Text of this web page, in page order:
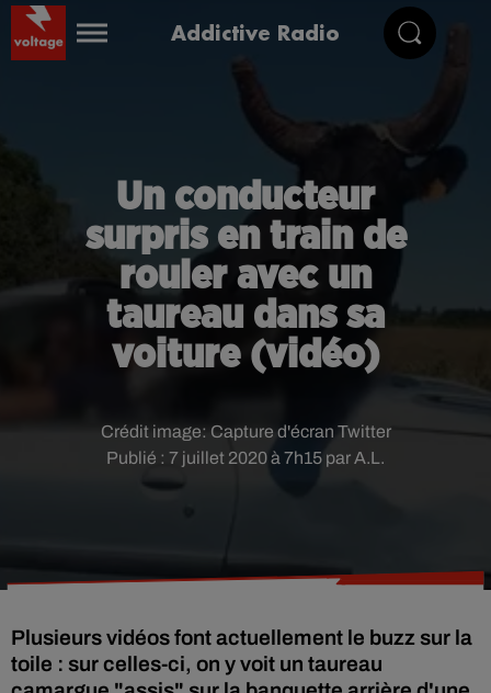
Addictive Radio
Un conducteur
surpris en train de
rouler avec un
taureau dans sa
voiture (vidéo)
Publié : 7 juillet 2020 à 7h15 par A.L.
Crédit image: Capture d'écran Twitter
Plusieurs vidéos font actuellement le buzz sur la
toile : sur celles-ci, on y voit un taureau